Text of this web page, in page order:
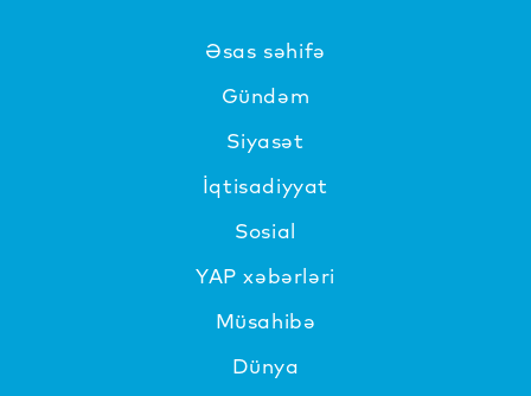
Əsas səhifə
Gündəm
Siyasət
İqtisadiyyat
Sosial
YAP xəbərləri
Müsahibə
Dünya